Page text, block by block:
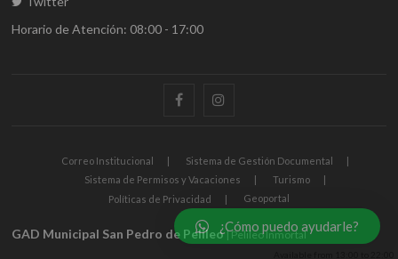
Horario de Atención: 08:00 - 17:00
Correo Institucional
Sistema de Gestión Documental
Sistema de Permisos y Vacaciones
Turismo
Políticas de Privacidad
Geoportal
GAD Municipal San Pedro de Pelileo| Pelileo Inmortal
¿Cómo puedo ayudarle?